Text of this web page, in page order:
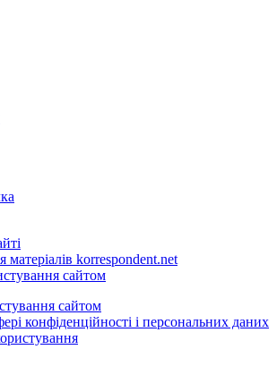
матеріалів korrespondent.net
сайтом
сайтом
конфіденційності і персональних даних